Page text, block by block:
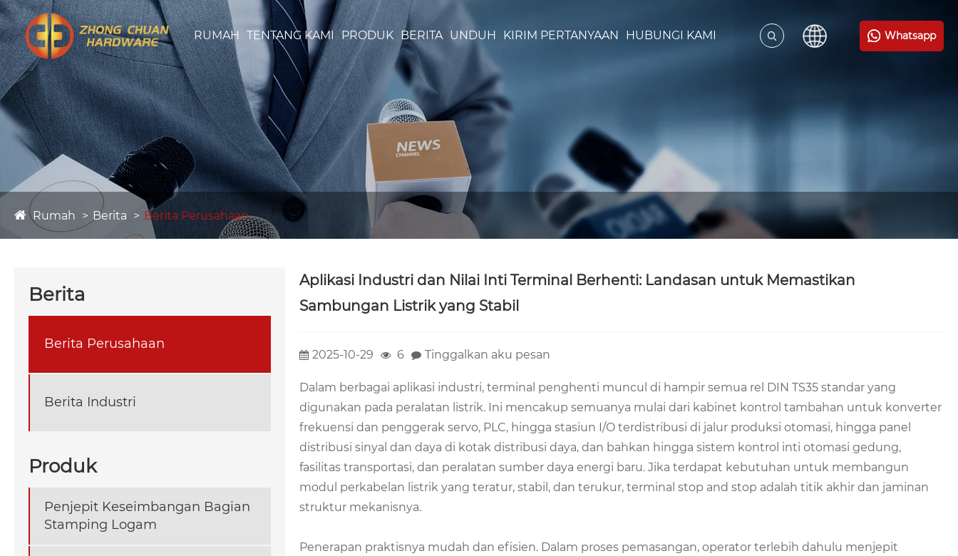
RUMAH TENTANG KAMI PRODUK BERITA UNDUH KIRIM PERTANYAAN HUBUNGI KAMI Whatsapp
Rumah Berita Berita Perusahaan
Berita
Berita Perusahaan
Berita Industri
Produk
Penjepit Keseimbangan Bagian
Stamping Logam
Aplikasi Industri dan Nilai Inti Terminal Berhenti: Landasan untuk Memastikan
Sambungan Listrik yang Stabil
2025-10-29 6 Tinggalkan aku pesan
Dalam berbagai aplikasi industri, terminal penghenti muncul di hampir semua rel DIN TS35 standar yang
digunakan pada peralatan listrik. Ini mencakup semuanya mulai dari kabinet kontrol tambahan untuk konverter
frekuensi dan penggerak servo, PLC, hingga stasiun I/O terdistribusi di jalur produksi otomasi, hingga panel
distribusi sinyal dan daya di kotak distribusi daya, dan bahkan hingga sistem kontrol inti otomasi gedung,
fasilitas transportasi, dan peralatan sumber daya energi baru. Jika terdapat kebutuhan untuk membangun
modul perkabelan listrik yang teratur, stabil, dan terukur, terminal stop and stop adalah titik akhir dan jaminan
struktur mekanisnya.
Penerapan praktisnya mudah dan efisien. Dalam proses pemasangan, operator terlebih dahulu menjepit